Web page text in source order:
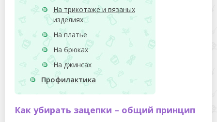
На трикотаже и вязаных
изделиях
На платье
На брюках
На джинсах
Профилактика
Как убирать зацепки – общий принцип